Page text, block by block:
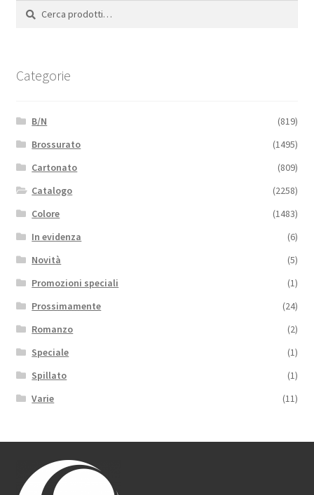
Cerca:
Cerca
Categorie
B/N
(819)
Brossurato
(1495)
Cartonato
(809)
Catalogo
(2258)
Colore
(1483)
In evidenza
(6)
Novità
(5)
Promozioni speciali
(1)
Prossimamente
(24)
Romanzo
(2)
Speciale
(1)
Spillato
(1)
Varie
(11)